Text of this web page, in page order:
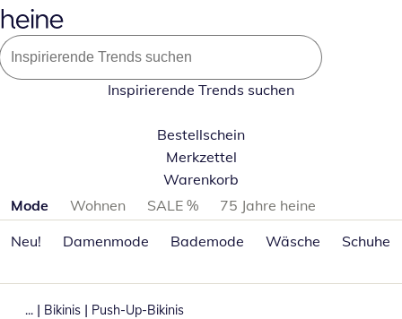
Inspirierende Trends suchen
Bestellschein
Merkzettel
Warenkorb
Produktkategorien überspringen
Mode Wohnen SALE %
75 Jahre heine
Neu!
Damenmode Bademode Wäsche Schuhe
... | Bikinis | Push-Up-Bikinis